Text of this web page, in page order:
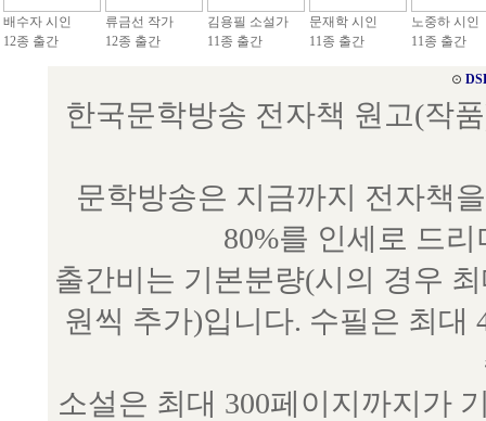
배수자 시인
12종 출간
류금선 작가
12종 출간
김용필 소설가
11종 출간
문재학 시인
11종 출간
노중하 시인
11종 출간
⊙
한국문학방송 전자책 원고(작
문학방송은 지금까지 전자책
80%를 인세로 드
출간비는 기본분량(시의 경우
원씩 추가)입니다. 수필은 최대
소설은 최대 300페이지까지가